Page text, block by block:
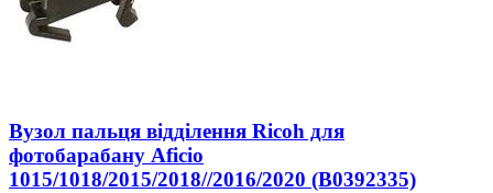
Вузол пальця відділення Ricoh для
фотобарабану Aficio
1015/1018/2015/2018//2016/2020 (B0392335)